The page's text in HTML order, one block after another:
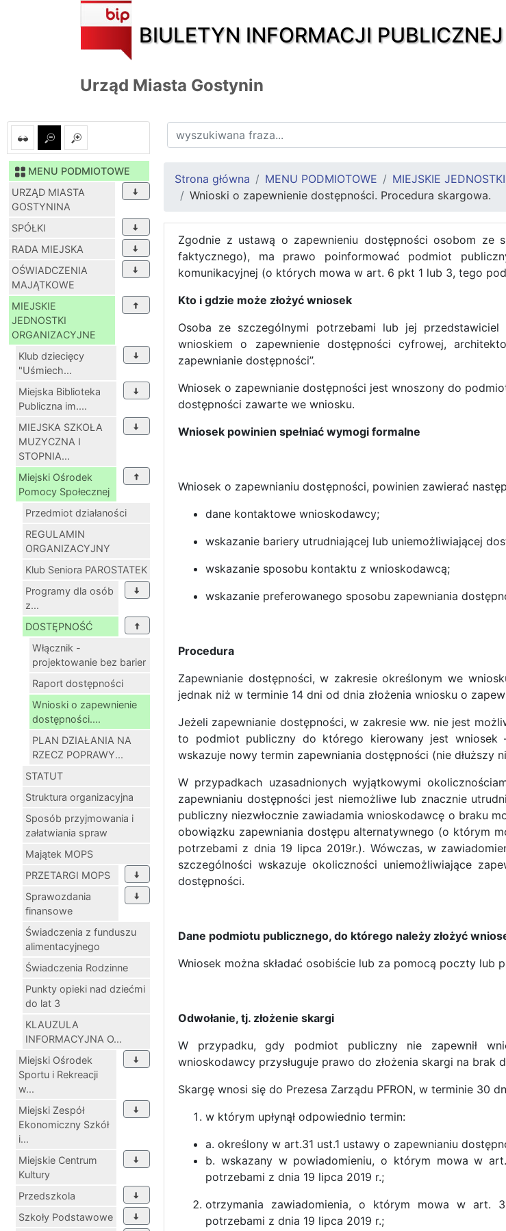
BIULETYN INFORMACJI PUBLICZNEJ
Urząd Miasta Gostynin
MENU PODMIOTOWE
URZĄD MIASTA
GOSTYNINA
SPÓŁKI
RADA MIEJSKA
OŚWIADCZENIA
MAJĄTKOWE
MIEJSKIE
JEDNOSTKI
ORGANIZACYJNE
Klub dziecięcy
"Uśmiech...
Miejska Biblioteka
Publiczna im....
MIEJSKA SZKOŁA
MUZYCZNA I
STOPNIA...
Miejski Ośrodek
Pomocy Społecznej
Przedmiot działaności
REGULAMIN
ORGANIZACYJNY
Klub Seniora PAROSTATEK
Programy dla osób
z...
DOSTĘPNOŚĆ
Włącznik -
projektowanie bez barier
Raport dostępności
Wnioski o zapewnienie
dostępności....
PLAN DZIAŁANIA NA
RZECZ POPRAWY...
STATUT
Struktura organizacyjna
Sposób przyjmowania i
załatwiania spraw
Majątek MOPS
PRZETARGI MOPS
Sprawozdania
finansowe
Świadczenia z funduszu
alimentacyjnego
Świadczenia Rodzinne
Punkty opieki nad dziećmi
do lat 3
KLAUZULA
INFORMACYJNA O...
Miejski Ośrodek
Sportu i Rekreacji
w...
Miejski Zespół
Ekonomiczny Szkół
i...
Miejskie Centrum
Kultury
Przedszkola
Szkoły Podstawowe
Strona główna MENU PODMIOTOWE MIEJSKIE
Wnioski o zapewnienie dostępności. Procedura skargowa.
Zgodnie z ustawą o zapewnieniu dostępności osobom ze
faktycznego), ma prawo poinformować podmiot
komunikacyjnej (o których mowa w art. 6 pkt 1 lub 3, tego
Kto i gdzie może złożyć wniosek
Osoba ze szczególnymi potrzebami lub jej
wnioskiem o zapewnienie dostępności cyfrowej,
zapewnianie dostępności”.
Wniosek o zapewnianie dostępności jest wnoszony do
dostępności zawarte we wniosku.
Wniosek powinien spełniać wymogi formalne
Wniosek o zapewnianiu dostępności, powinien zawierać
dane kontaktowe wnioskodawcy;
wskazanie bariery utrudniającej lub uniemożliwiającej
wskazanie sposobu kontaktu z wnioskodawcą;
wskazanie preferowanego sposobu zapewniania
Procedura
Zapewnianie dostępności, w zakresie określonym we
jednak niż w terminie 14 dni od dnia złożenia wniosku o
Jeżeli zapewnianie dostępności, w zakresie ww. nie jest
to podmiot publiczny do którego kierowany jest wniosek
wskazuje nowy termin zapewniania dostępności (nie dłuższy
W przypadkach uzasadnionych wyjątkowymi
zapewnianiu dostępności jest niemożliwe lub znacznie
publiczny niezwłocznie zawiadamia wnioskodawcę o braku
obowiązku zapewniania dostępu alternatywnego (o którym
potrzebami z dnia 19 lipca 2019r.). Wówczas, w
szczególności wskazuje okoliczności uniemożliwiające
dostępności.
Dane podmiotu publicznego, do którego należy złożyć
Wniosek można składać osobiście lub za pomocą poczty lub
Odwołanie, tj. złożenie skargi
W przypadku, gdy podmiot publiczny nie zapewnił
wnioskodawcy przysługuje prawo do złożenia skargi na brak
Skargę wnosi się do Prezesa Zarządu PFRON, w terminie 30
w którym upłynął odpowiednio termin:
a. określony w art.31 ust.1 ustawy o zapewnianiu
b. wskazany w powiadomieniu, o którym mowa w
potrzebami z dnia 19 lipca 2019 r.;
otrzymania zawiadomienia, o którym mowa w art.
potrzebami z dnia 19 lipca 2019 r.;